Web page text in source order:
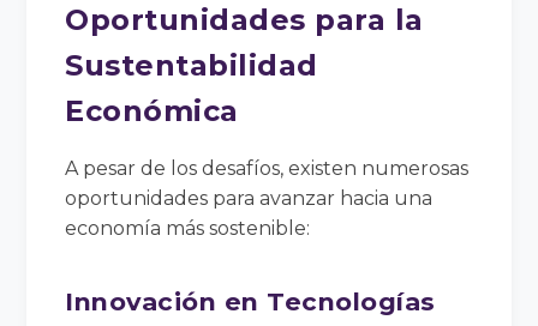
Oportunidades para la
Sustentabilidad
Económica
A pesar de los desafíos, existen numerosas
oportunidades para avanzar hacia una
economía más sostenible:
Innovación en Tecnologías